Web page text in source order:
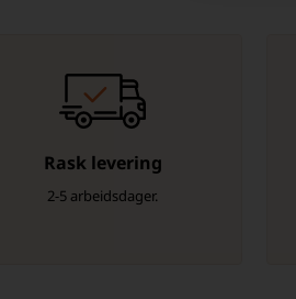
Rask levering
2-5 arbeidsdager.